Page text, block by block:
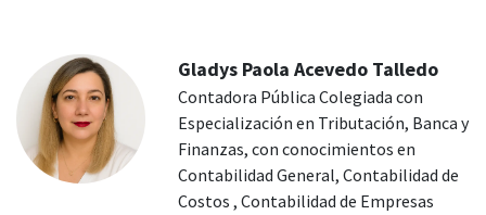
Gladys Paola Acevedo Talledo
Contadora Pública Colegiada con
Especialización en Tributación, Banca y
Finanzas, con conocimientos en
Contabilidad General, Contabilidad de
Costos , Contabilidad de Empresas